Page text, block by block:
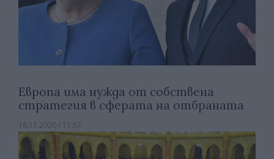
Европа има нужда от собствена
стратегия в сферата на отбраната
16.11.2020 / 11:57